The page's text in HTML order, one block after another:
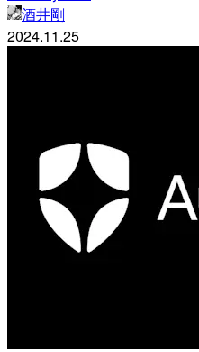
酒井剛
2024.11.25